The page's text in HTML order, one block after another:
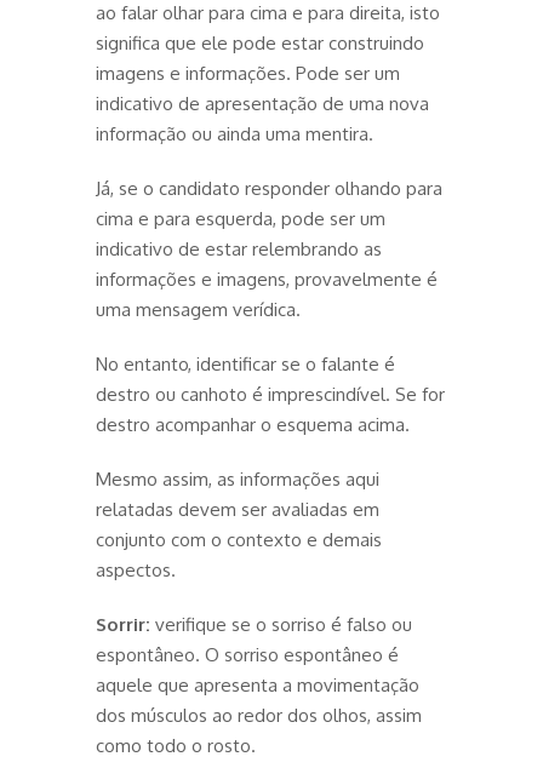
ao falar olhar para cima e para direita, isto
significa que ele pode estar construindo
imagens e informações. Pode ser um
indicativo de apresentação de uma nova
informação ou ainda uma mentira.
Já, se o candidato responder olhando para
cima e para esquerda, pode ser um
indicativo de estar relembrando as
informações e imagens, provavelmente é
uma mensagem verídica.
No entanto, identificar se o falante é
destro ou canhoto é imprescindível. Se for
destro acompanhar o esquema acima.
Mesmo assim, as informações aqui
relatadas devem ser avaliadas em
conjunto com o contexto e demais
aspectos.
Sorrir: verifique se o sorriso é falso ou
espontâneo. O sorriso espontâneo é
aquele que apresenta a movimentação
dos músculos ao redor dos olhos, assim
como todo o rosto.